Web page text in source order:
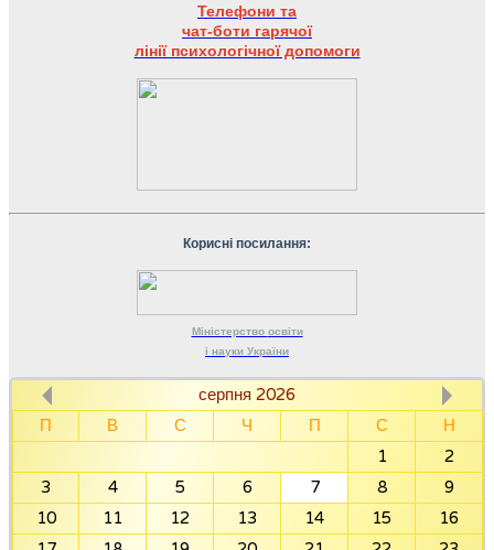
Телефони та
чат-боти гарячої
лінії психологічної допомоги
Корисні посилання:
Міністерство освіти
і науки України
серпня 2026
П
В С Ч П С
Н
1
2
3
4 5 6 7 8
9
10
11 12 13 14 15
16